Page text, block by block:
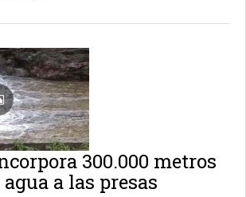
300.000 metros
a las presas